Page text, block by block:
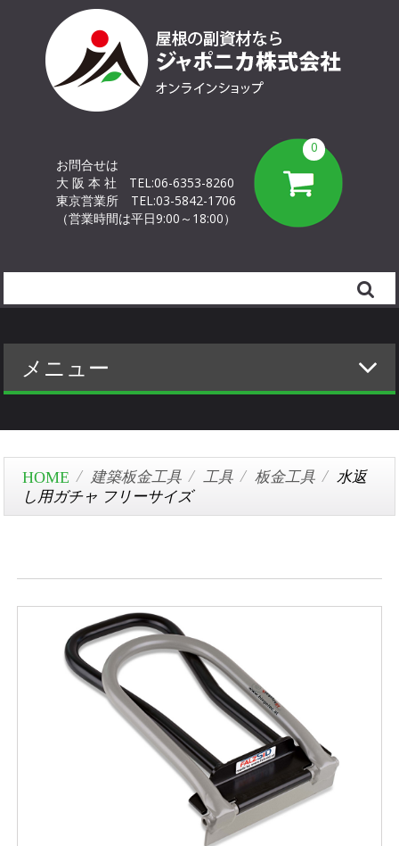
お問合せは
大 阪 本 社 TEL:06-6353-8260
東京営業所 TEL:03-5842-1706
（営業時間は平日9:00～18:00）
0
メニュー
建築板金工具 工具 板金工具
水返
し用ガチャ フリーサイズ